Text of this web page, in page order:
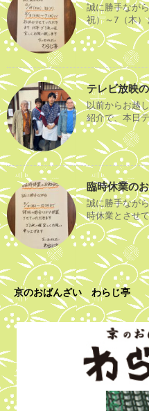
誠に勝手なが
祝）～7（木）
テレビ放映
以前からお越
紹介で、本日
臨時休業の
誠に勝手なが
時休業とさせ
京のおばんざい わらじ亭